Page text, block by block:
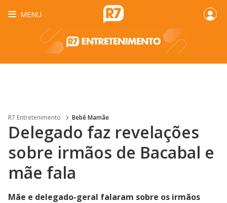
MENU
R7 Entretenimento Bebê Mamãe
Delegado faz revelações
sobre irmãos de Bacabal e
mãe fala
Mãe e delegado-geral falaram sobre os irmãos